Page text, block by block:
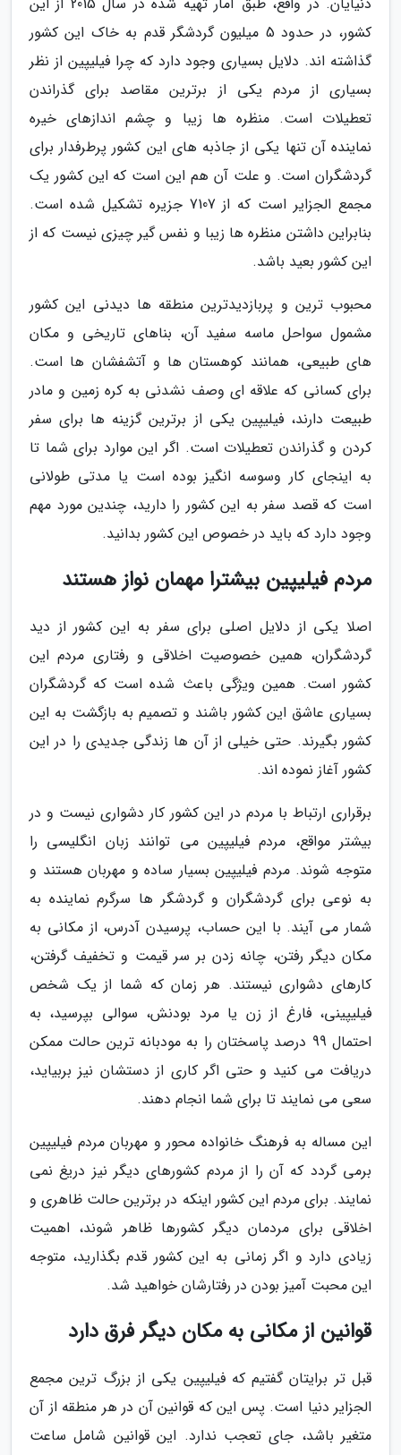
کشور، در حدود 5 میلیون گردشگر قدم به خاک این کشور
گذاشته اند. دلایل بسیاری وجود دارد که چرا فیلیپین از نظر
بسیاری از مردم یکی از برترین مقاصد برای گذراندن
تعطیلات است. منظره ها زیبا و چشم اندازهای خیره
نماینده آن تنها یکی از جاذبه های این کشور پرطرفدار برای
گردشگران است. و علت آن هم این است که این کشور یک
مجمع الجزایر است که از 7107 جزیره تشکیل شده است.
بنابراین داشتن منظره ها زیبا و نفس گیر چیزی نیست که از
این کشور بعید باشد.
محبوب ترین و پربازدیدترین منطقه ها دیدنی این کشور
مشمول سواحل ماسه سفید آن، بناهای تاریخی و مکان
های طبیعی، همانند کوهستان ها و آتشفشان ها است.
برای کسانی که علاقه ای وصف نشدنی به کره زمین و مادر
طبیعت دارند، فیلیپین یکی از برترین گزینه ها برای سفر
کردن و گذراندن تعطیلات است. اگر این موارد برای شما تا
به اینجای کار وسوسه انگیز بوده است یا مدتی طولانی
است که قصد سفر به این کشور را دارید، چندین مورد مهم
وجود دارد که باید در خصوص این کشور بدانید.
مردم فیلیپین بیشترا مهمان نواز هستند
اصلا یکی از دلایل اصلی برای سفر به این کشور از دید
گردشگران، همین خصوصیت اخلاقی و رفتاری مردم این
کشور است. همین ویژگی باعث شده است که گردشگران
بسیاری عاشق این کشور باشند و تصمیم به بازگشت به این
کشور بگیرند. حتی خیلی از آن ها زندگی جدیدی را در این
کشور آغاز نموده اند.
برقراری ارتباط با مردم در این کشور کار دشواری نیست و در
بیشتر مواقع، مردم فیلیپین می توانند زبان انگلیسی را
متوجه شوند. مردم فیلیپین بسیار ساده و مهربان هستند و
به نوعی برای گردشگران و گردشگر ها سرگرم نماینده به
شمار می آیند. با این حساب، پرسیدن آدرس، از مکانی به
مکان دیگر رفتن، چانه زدن بر سر قیمت و تخفیف گرفتن،
کارهای دشواری نیستند. هر زمان که شما از یک شخص
فیلیپینی، فارغ از زن یا مرد بودنش، سوالی بپرسید، به
احتمال 99 درصد پاسختان را به مودبانه ترین حالت ممکن
دریافت می کنید و حتی اگر کاری از دستشان نیز بربیاید،
سعی می نمایند تا برای شما انجام دهند.
این مساله به فرهنگ خانواده محور و مهربان مردم فیلیپین
برمی گردد که آن را از مردم کشورهای دیگر نیز دریغ نمی
نمایند. برای مردم این کشور اینکه در برترین حالت ظاهری و
اخلاقی برای مردمان دیگر کشورها ظاهر شوند، اهمیت
زیادی دارد و اگر زمانی به این کشور قدم بگذارید، متوجه
این محبت آمیز بودن در رفتارشان خواهید شد.
قوانین از مکانی به مکان دیگر فرق دارد
قبل تر برایتان گفتیم که فیلیپین یکی از بزرگ ترین مجمع
الجزایر دنیا است. پس این که قوانین آن در هر منطقه از آن
متغیر باشد، جای تعجب ندارد. این قوانین شامل ساعت